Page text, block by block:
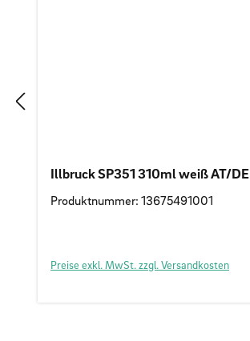
Illbruck SP351 310ml weiß AT/DE
Produktnummer: 13675491001
Preise exkl. MwSt. zzgl. Versandkosten